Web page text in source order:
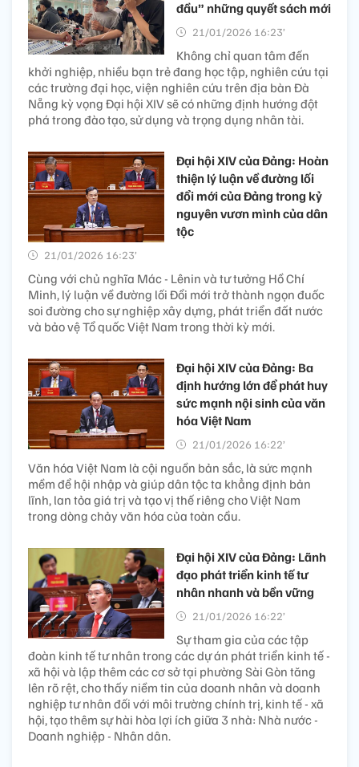
đầu” những quyết sách mới
21/01/2026 16:23’
Không chỉ quan tâm đến
khởi nghiệp, nhiều bạn trẻ đang học tập, nghiên cứu tại
các trường đại học, viện nghiên cứu trên địa bàn Đà
Nẵng kỳ vọng Đại hội XIV sẽ có những định hướng đột
phá trong đào tạo, sử dụng và trọng dụng nhân tài.
Đại hội XIV của Đảng: Hoàn
thiện lý luận về đường lối
đổi mới của Đảng trong kỷ
nguyên vươn mình của dân
tộc
21/01/2026 16:23’
Cùng với chủ nghĩa Mác - Lênin và tư tưởng Hồ Chí
Minh, lý luận về đường lối Đổi mới trở thành ngọn đuốc
soi đường cho sự nghiệp xây dựng, phát triển đất nước
và bảo vệ Tổ quốc Việt Nam trong thời kỳ mới.
Đại hội XIV của Đảng: Ba
định hướng lớn để phát huy
sức mạnh nội sinh của văn
hóa Việt Nam
21/01/2026 16:22’
Văn hóa Việt Nam là cội nguồn bản sắc, là sức mạnh
mềm để hội nhập và giúp dân tộc ta khẳng định bản
lĩnh, lan tỏa giá trị và tạo vị thế riêng cho Việt Nam
trong dòng chảy văn hóa của toàn cầu.
Đại hội XIV của Đảng: Lãnh
đạo phát triển kinh tế tư
nhân nhanh và bền vững
21/01/2026 16:22’
Sự tham gia của các tập
đoàn kinh tế tư nhân trong các dự án phát triển kinh tế -
xã hội và lập thêm các cơ sở tại phường Sài Gòn tăng
lên rõ rệt, cho thấy niềm tin của doanh nhân và doanh
nghiệp tư nhân đối với môi trường chính trị, kinh tế - xã
hội, tạo thêm sự hài hòa lợi ích giữa 3 nhà: Nhà nước -
Doanh nghiệp - Nhân dân.